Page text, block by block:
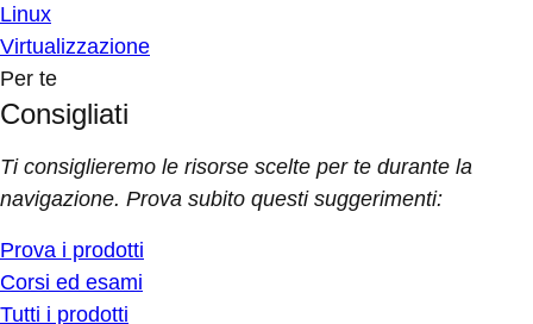
Linux
Virtualizzazione
Per te
Consigliati
Ti consiglieremo le risorse scelte per te durante la
navigazione. Prova subito questi suggerimenti:
Prova i prodotti
Corsi ed esami
Tutti i prodotti